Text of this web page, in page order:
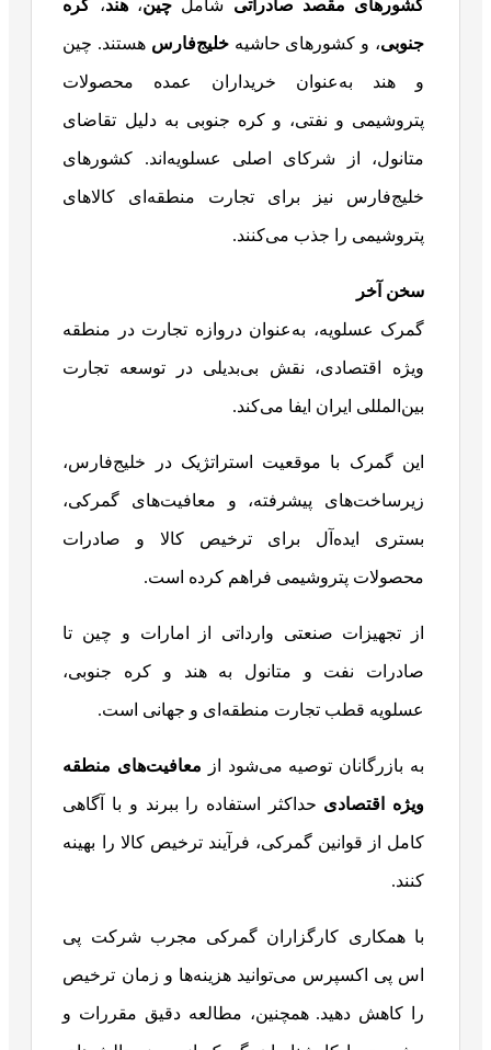
کشورهای مقصد صادراتی شاملچین،هند،کره
جنوبی، و کشورهای حاشیه خلیج‌فارس هستند. چین
و هند به‌عنوان خریداران عمده محصولات
پتروشیمی و نفتی، و کره جنوبی به دلیل تقاضای
متانول، از شرکای اصلی عسلویه‌اند. کشورهای
خلیج‌فارس نیز برای تجارت منطقه‌ای کالاهای
پتروشیمی را جذب می‌کنند.
سخن آخر
گمرک عسلویه، به‌عنوان دروازه تجارت در منطقه
ویژه اقتصادی، نقش بی‌بدیلی در توسعه تجارت
بین‌المللی ایران ایفا می‌کند.
این گمرک با موقعیت استراتژیک در خلیج‌فارس،
زیرساخت‌های پیشرفته، و معافیت‌های گمرکی،
بستری ایده‌آل برای ترخیص کالا و صادرات
محصولات پتروشیمی فراهم کرده است.
از تجهیزات صنعتی وارداتی از امارات و چین تا
صادرات نفت و متانول به هند و کره جنوبی،
عسلویه قطب تجارت منطقه‌ای و جهانی است.
به بازرگانان توصیه می‌شود از معافیت‌های منطقه
ویژه اقتصادی حداکثر استفاده را ببرند و با آگاهی
کامل از قوانین گمرکی، فرآیند ترخیص کالا را بهینه
کنند.
با همکاری کارگزاران گمرکی مجرب شرکت پی
اس پی اکسپرس می‌توانید هزینه‌ها و زمان ترخیص
را کاهش دهید. همچنین، مطالعه دقیق مقررات و